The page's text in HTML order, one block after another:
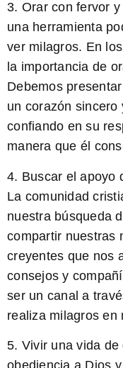
3. Orar con fervor
una herramienta
ver milagros. En
la importancia de
Debemos
un corazón sincero
confiando en su
manera que él
4. Buscar el apoyo
La comunidad
nuestra búsqueda
compartir nuestras
creyentes que nos
consejos y
ser un canal a
realiza milagros en
5. Vivir una vida